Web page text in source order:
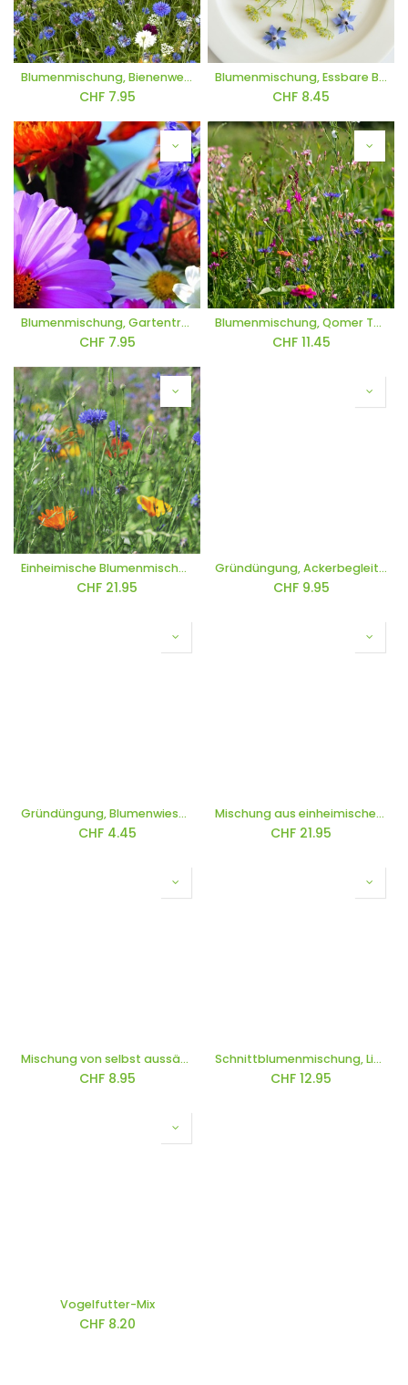
Blumenmischung, Bienenweide (einjährig)
CHF 7.95
Blumenmischung, Essbare Blumen (einjährig)
CHF 8.45
Blumenmischung, Gartentraum (einjährig)
CHF 7.95
Blumenmischung, Qomer Teppich (mehrjährig)
CHF 11.45
Einheimische Blumenmischung, Sommerwunder
CHF 21.95
Gründüngung, Ackerbegleitflora (einjährig oder einjährig überwinternd)
CHF 9.95
Gründüngung, Blumenwiese für Nützlinge
CHF 4.45
Mischung aus einheimischen Staudenblumen, Schweizer Schätze
CHF 21.95
Mischung von selbst aussäenden Blumen 'Die Ewigen'
CHF 8.95
Schnittblumenmischung, Liebesbrief (einjährig)
CHF 12.95
Vogelfutter-Mix
CHF 8.20